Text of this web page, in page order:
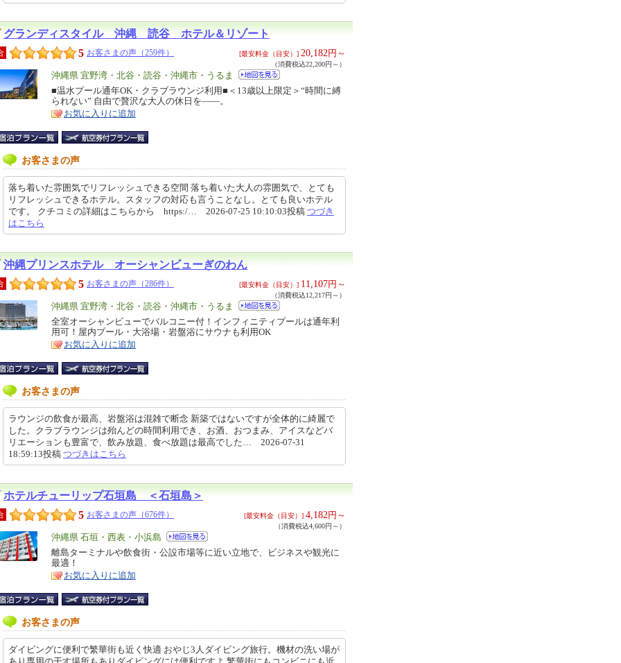
グランディスタイル 沖縄 読谷 ホテル＆リゾート
5 お客さまの声（259件） [最安料金（目安）] 20,182 円～
（消費税込22,200円～）
エ
リ
ア
沖縄県 宜野湾・北谷・読谷・沖縄市・うるま
特
徴
■温水プール通年OK・クラブラウンジ利用■＜13歳以上限定＞“時間に縛
られない” 自由で贅沢な大人の休日を――。
お気に入りに追加
お客さまの声
落ち着いた雰囲気でリフレッシュできる空間 落ち着いた大人の雰囲気で、とても
リフレッシュできるホテル。スタッフの対応も言うことなし。とても良いホテル
です。 クチコミの詳細はこちらから https:/… 2026-07-25 10:10:03投稿 つづき
はこちら
沖縄プリンスホテル オーシャンビューぎのわん
5 お客さまの声（286件） [最安料金（目安）] 11,107円～
（消費税込12,217円～）
エ
リ
ア
沖縄県 宜野湾・北谷・読谷・沖縄市・うるま
特
徴
全室オーシャンビューでバルコニー付！インフィニティプールは通年利
用可！屋内プール・大浴場・岩盤浴にサウナも利用OK
お気に入りに追加
お客さまの声
ラウンジの飲食が最高、岩盤浴は混雑で断念 新築ではないですが全体的に綺麗で
した。クラブラウンジは殆んどの時間利用でき、お酒、おつまみ、アイスなどバ
リエーションも豊富で、飲み放題、食べ放題は最高でした… 2026-07-31
18:59:13投稿 つづきはこちら
ホテルチューリップ石垣島 ＜石垣島＞
5 お客さまの声（676件） [最安料金（目安）] 4,182 円～
（消費税込4,600円～）
エ
リ
ア
沖縄県 石垣・西表・小浜島
特
徴
離島ターミナルや飲食街・公設市場等に近い立地で、ビジネスや観光に
最適！
お気に入りに追加
お客さまの声
ダイビングに便利で繁華街も近く快適 おやじ3人ダイビング旅行。機材の洗い場が